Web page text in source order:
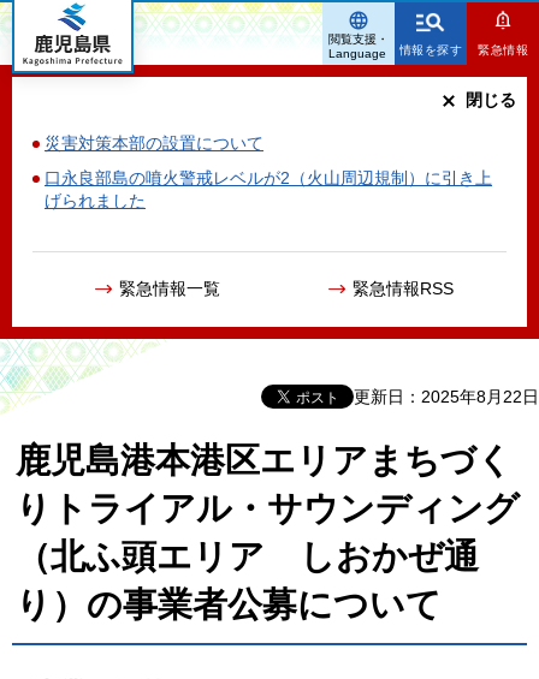
鹿児島県
情報を探す 緊急情報
災害対策本部の設置について
口永良部島の噴火警戒レベルが2（火山周辺規制）に引き上
げられました
緊急情報一覧 緊急情報RSS
閉じる
閲覧支援・
Language
更新日：2025年8月22日
鹿児島港本港区エリアまちづく
りトライアル・サウンディング
（北ふ頭エリア しおかぜ通
り）の事業者公募について